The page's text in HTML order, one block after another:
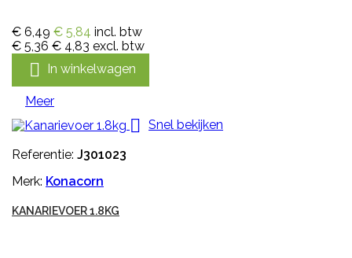
€ 6,49 € 5,84 incl. btw
€ 5,36 € 4,83 excl. btw
 In winkelwagen
Meer
 Snel bekijken
Referentie: J301023
Merk: Konacorn
KANARIEVOER 1.8KG